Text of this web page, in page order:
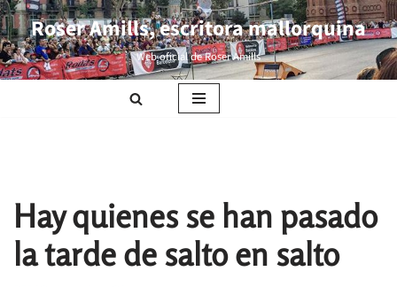
Saltar
al
Roser Amills, escritora mallorquina
Web oficial de Roser Amills
Hay quienes se han pasado
la tarde de salto en salto